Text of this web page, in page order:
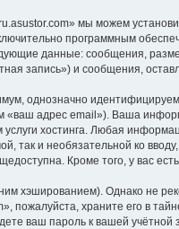
мы можем
программным
данные: сообщения,
запись») и сообщения,
однозначно
адрес email»). Ваша
хостинга. Любая
так и необязательной ко
Кроме того, у вас
хэшированием). Однако не
пожалуйста, храните его в
ваш пароль к вашей